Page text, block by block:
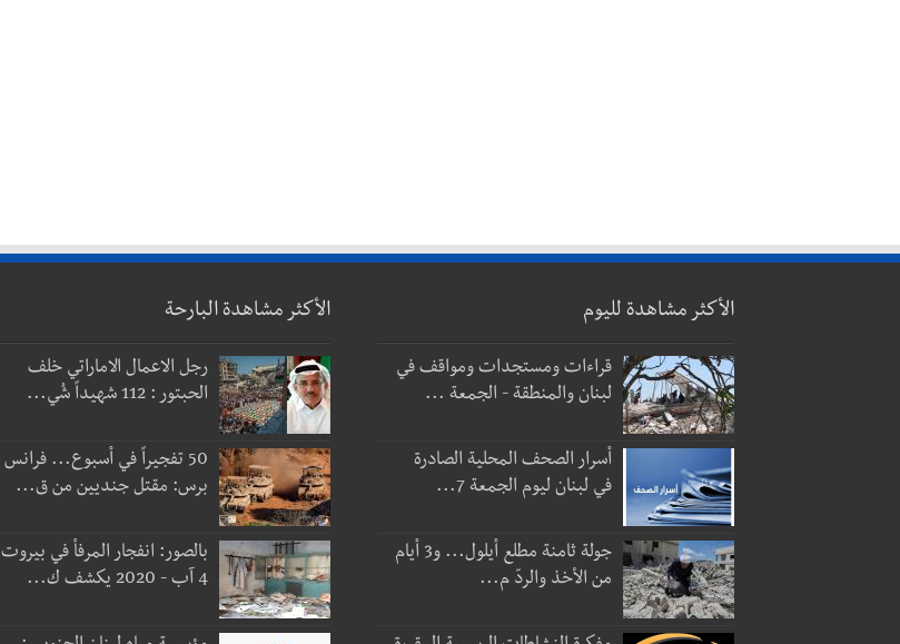
الأكثر مشاهدة لليوم
قراءات ومستجدات ومواقف في
لبنان والمنطقة - الجمعة ...
أسرار الصحف المحلية الصادرة
في لبنان ليوم الجمعة 7...
جولة ثامنة مطلع أيلول... و3 أيام
من الأخذ والردّ م...
الأكثر مشاهدة البارحة
رجل الاعمال الاماراتي خلف
الحبتور : 112 شهيداً شُي...
50 تفجيراً في أسبوع... فرانس
برس: مقتل جنديين من ق...
بالصور: انفجار المرفأ في بيروت
4 آب - 2020 يكشف ك...